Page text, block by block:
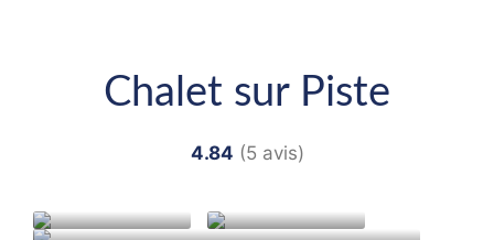
Chalet sur Piste
4.84 (5 avis)